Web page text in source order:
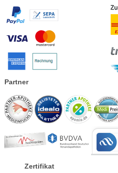
Partner
Zertifikat